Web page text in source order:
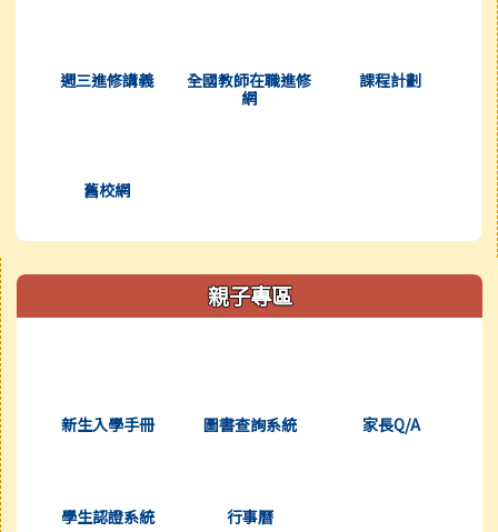
週三進修講義
全國教師在職進修
網
課程計劃
舊校網
右邊區域內容 親子專區
新生入學手冊 圖書查詢系統 家長Q/A
學生認證系統 行事曆